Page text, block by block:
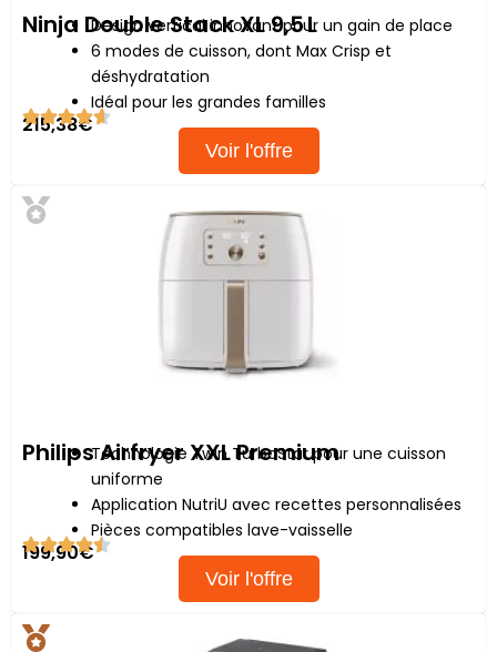
Philips Airfryer XXL Premium
Technologie Twin TurboStar pour une cuisson
uniforme
Application NutriU avec recettes personnalisées
Pièces compatibles lave-vaisselle
199,90€
Voir l'offre
Ninja Double Stack XL 9,5 L
Design vertical innovant pour un gain de place
6 modes de cuisson, dont Max Crisp et
déshydratation
Idéal pour les grandes familles
215,38€
Voir l'offre